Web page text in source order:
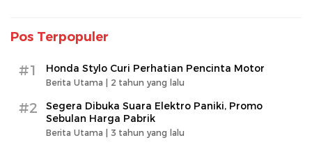
Pos Terpopuler
#1 Honda Stylo Curi Perhatian Pencinta Motor
Berita Utama | 2 tahun yang lalu
#2
Segera Dibuka Suara Elektro Paniki, Promo
Sebulan Harga Pabrik
Berita Utama | 3 tahun yang lalu